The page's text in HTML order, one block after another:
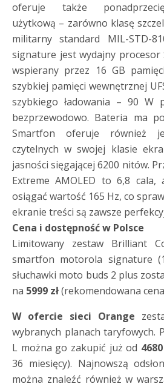
oferuje także
użytkową – zarówno klasę
militarny standard MIL-STD-
signature jest wydajny procesor
wspierany przez 16 GB
szybkiej pamięci wewnętrznej
szybkiego ładowania – 90 W
bezprzewodowo. Bateria ma
Smartfon oferuje również
czytelnych w swojej klasie
jasności sięgającej 6200 nitów.
Extreme AMOLED to 6,8 cala,
osiągać wartość 165 Hz, co
ekranie treści są zawsze
Cena i dostępność w Polsce
Limitowany zestaw Brilliant
smartfon motorola signature
słuchawki moto buds 2 plus
na 5999 zł(rekomendowana
W ofercie sieci Orange
wybranych planach taryfowych.
L można go zakupić już od
36 miesięcy). Najnowszą
można znaleźć również w